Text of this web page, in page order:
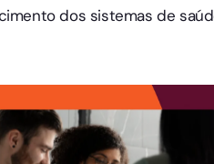
dos sistemas de